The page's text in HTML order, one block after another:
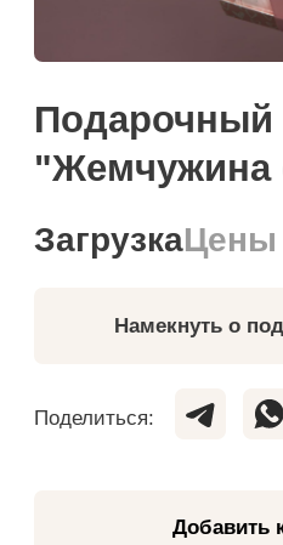
Поделиться:
Загружаем текст
Добавить к корзину